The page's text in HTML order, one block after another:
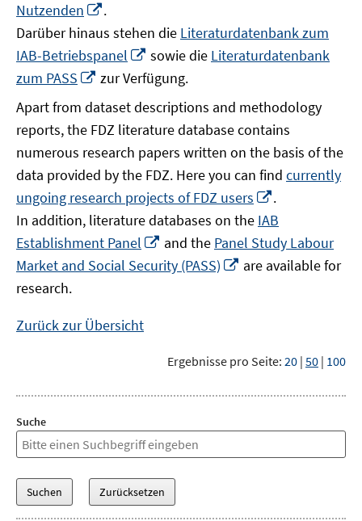
Nutzenden
neuem
Fenster
öffnen
.
Darüber hinaus stehen die Literaturdatenbank zum
IAB-Betriebspanel
In
neuem
Fenster
öffnen
sowie die Literaturdatenbank
zum PASS
In
Fenster
öffnen
zur Verfügung.
Apart from dataset descriptions and methodology
reports, the FDZ literature database contains
numerous research papers written on the basis of the
data provided by the FDZ. Here you can find currently
ungoing research projects of FDZ users
neuem
Fenster
öffnen
.
In addition, literature databases on the IAB
Establishment Panel
In
neuem
Fenster
and the Panel Study Labour
Market and Social Security (PASS)
In
are available for
research.
Zurück zur Übersicht
Ergebnisse pro Seite: 20 | 50 | 100
Suche